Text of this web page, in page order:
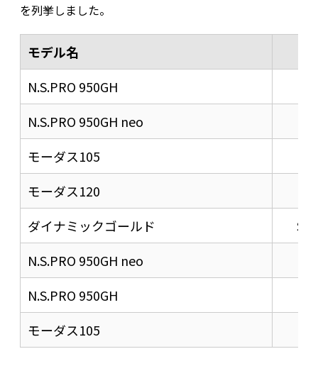
を列挙しました。
モデル名
N.S.PRO 950GH
N.S.PRO 950GH neo
モーダス105
モーダス120
ダイナミックゴールド
N.S.PRO 950GH neo
N.S.PRO 950GH
モーダス105